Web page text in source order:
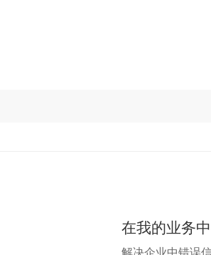
在我的业务
解决企业中错误